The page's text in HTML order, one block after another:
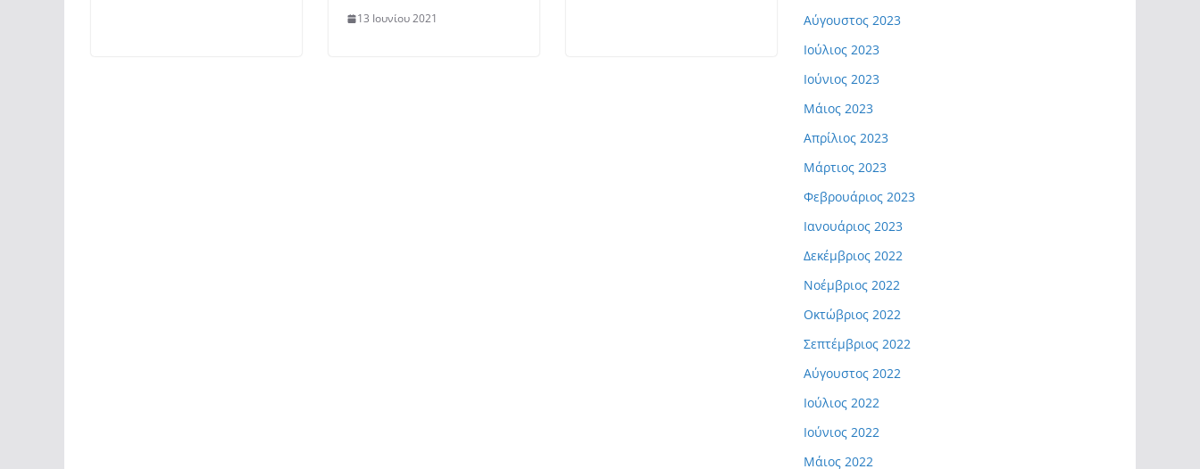
13 Ιουνίου 2021
Αύγουστος 2023
Ιούλιος 2023
Ιούνιος 2023
Μάιος 2023
Απρίλιος 2023
Μάρτιος 2023
Φεβρουάριος 2023
Ιανουάριος 2023
Δεκέμβριος 2022
Νοέμβριος 2022
Οκτώβριος 2022
Σεπτέμβριος 2022
Αύγουστος 2022
Ιούλιος 2022
Ιούνιος 2022
Μάιος 2022